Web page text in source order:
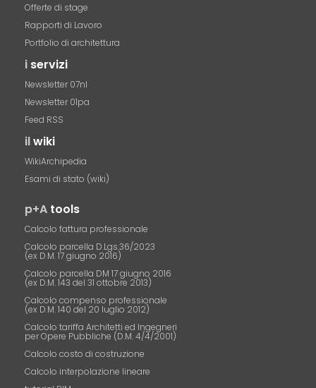
Offerte di stage
Rapporti di Lavoro
Portfolio di architettura
i servizi
Newsletter 07nl
Newsletter 01pa
Feed RSS
ilwiki
WikiArchipedia
Esami di stato (wiki)
p+A tools
Calcolo fattura professionale
Calcolo parcella D.Lgs.36/2023
(ex D.M. 17 giugno 2016)
Calcolo parcella DM 17 giugno 2016
(ex D.M. 143 del 31 ottobre 2013)
Calcolo compenso professionale
(ex D.M. 140 del 20 luglio 2012)
Calcolo tariffa Architetti ed Ingegneri
per Opere Pubbliche (D.M. 4/4/2001)
Calcolo costo di costruzione
Calcolo interpolazione lineare